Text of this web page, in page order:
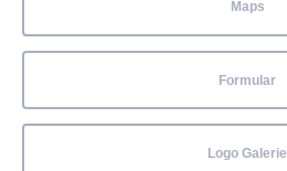
Maps
Formular
Logo Galerie